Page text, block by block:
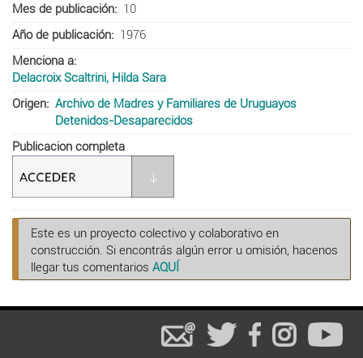
Mes de publicación
10
Año de publicación
1976
Menciona a
Delacroix Scaltrini, Hilda Sara
Origen
Archivo de Madres y Familiares de Uruguayos
Detenidos-Desaparecidos
Publicacion completa
Este es un proyecto colectivo y colaborativo en
construcción. Si encontrás algún error u omisión, hacenos
llegar tus comentarios AQUÍ